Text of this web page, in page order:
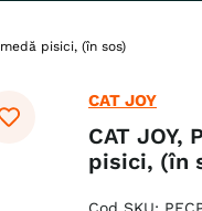
pisici, (în sos)
CAT JOY
CAT
pisici, (în
Cod SKU: